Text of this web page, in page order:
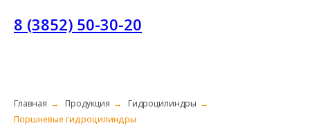
8 (3852) 50-30-20
Главная → Продукция → Гидроцилиндры →
Поршневые гидроцилиндры